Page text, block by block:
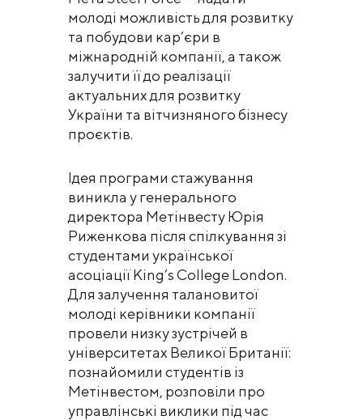
молоді можливість для розвитку
та побудови кар’єри в
міжнародній компанії, а також
залучити її до реалізації
актуальних для розвитку
України та вітчизняного бізнесу
проєктів.
Ідея програми стажування
виникла у генерального
директора Метінвесту Юрія
Риженкова після спілкування зі
студентами української
асоціації King’s College London.
Для залучення талановитої
молоді керівники компанії
провели низку зустрічей в
університетах Великої Британії:
познайомили студентів із
Метінвестом, розповіли про
управлінські виклики під час